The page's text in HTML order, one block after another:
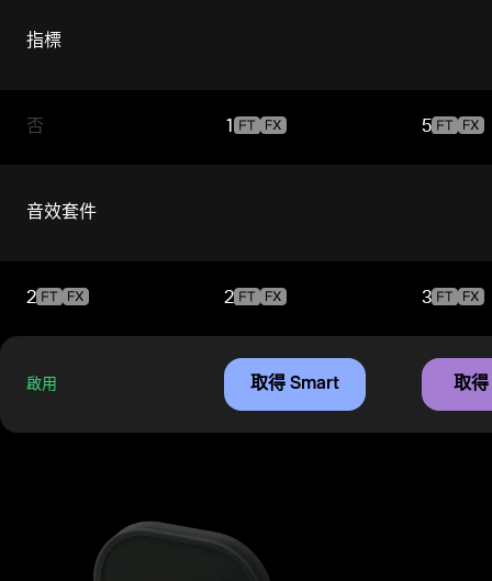
指標
否 5
音效套件
2 2 3
啟用 取得 Smart 取